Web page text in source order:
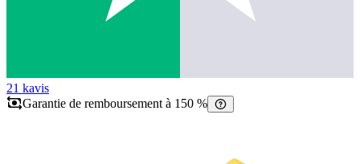
21 kavis
Garantie de remboursement à 150 %